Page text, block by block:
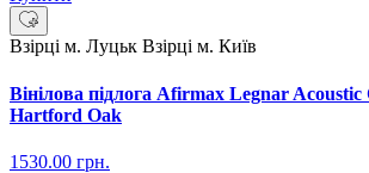
Взірці м. Луцьк Взірці м. Київ
Вінілова підлога Afirmax Legnar
Hartford Oak
1530.00 грн.